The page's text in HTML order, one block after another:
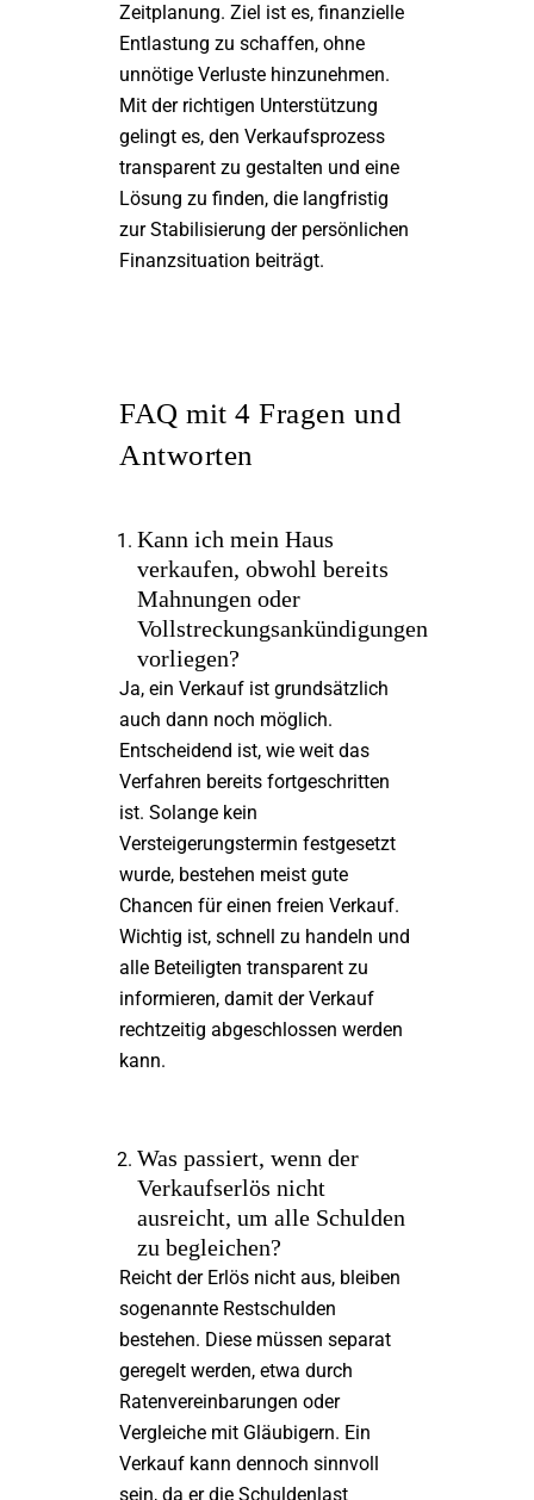
Zeitplanung. Ziel ist es, finanzielle
Entlastung zu schaffen, ohne
unnötige Verluste hinzunehmen.
Mit der richtigen Unterstützung
gelingt es, den Verkaufsprozess
transparent zu gestalten und eine
Lösung zu finden, die langfristig
zur Stabilisierung der persönlichen
Finanzsituation beiträgt.
FAQ mit 4 Fragen und
Antworten
Kann ich mein Haus
verkaufen, obwohl bereits
Mahnungen oder
Vollstreckungsankündigungen
vorliegen?
Ja, ein Verkauf ist grundsätzlich
auch dann noch möglich.
Entscheidend ist, wie weit das
Verfahren bereits fortgeschritten
ist. Solange kein
Versteigerungstermin festgesetzt
wurde, bestehen meist gute
Chancen für einen freien Verkauf.
Wichtig ist, schnell zu handeln und
alle Beteiligten transparent zu
informieren, damit der Verkauf
rechtzeitig abgeschlossen werden
kann.
Was passiert, wenn der
Verkaufserlös nicht
ausreicht, um alle Schulden
zu begleichen?
Reicht der Erlös nicht aus, bleiben
sogenannte Restschulden
bestehen. Diese müssen separat
geregelt werden, etwa durch
Ratenvereinbarungen oder
Vergleiche mit Gläubigern. Ein
Verkauf kann dennoch sinnvoll
sein, da er die Schuldenlast